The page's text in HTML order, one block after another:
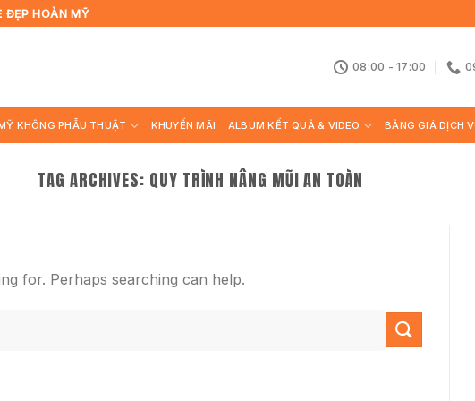
ĐẸP HOÀN MỸ
08:00 - 17:00
KHÔNG PHẪU THUẬT KHUYẾN MÃI ALBUM KẾT QUẢ & VIDEO BẢNG GIÁ DỊCH
TAG ARCHIVES: QUY TRÌNH NÂNG MŨI AN TOÀN
for. Perhaps searching can help.